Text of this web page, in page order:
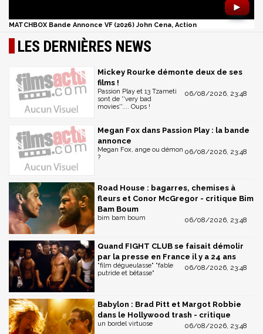
►
MATCHBOX Bande Annonce VF (2026) John Cena, Action
LES DERNIÈRES NEWS
Mickey Rourke démonte deux de ses
films !
06/08/2026, 23:48
Passion Play et 13 Tzameti
sont de ''very bad
movies''.... Oups !
Megan Fox dans Passion Play : la bande
annonce
06/08/2026, 23:48
Megan Fox, ange ou démon
?
Road House : bagarres, chemises à
fleurs et Conor McGregor - critique Bim
Bam Boum
06/08/2026, 23:48
bim bam boum
Quand FIGHT CLUB se faisait démolir
par la presse en France il y a 24 ans
06/08/2026, 23:48
"film dégueulasse" "fable
putride et bêtasse"
Babylon : Brad Pitt et Margot Robbie
dans le Hollywood trash - critique
06/08/2026, 23:48
un bordel virtuose